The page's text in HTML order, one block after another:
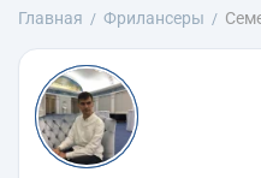
Главная Фрилансеры